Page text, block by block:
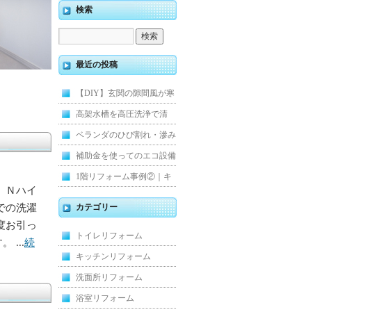
Ｎハイ
の洗濯
お引っ
...続
検索
最近の投稿
【DIY】玄関の隙間風が寒
くて断熱ドアに交換しまし
た
高架水槽を高圧洗浄で清
掃！衛生的な給水環境を維
持｜施工事例
ベランダのひび割れ・滲み
を解消！賃貸マンション防
水工事
補助金を使ってのエコ設備
住宅リフォーム
1階リフォーム事例②｜キ
ッチン・床・収納を一新
し、扉新設で動線を整えた
全面改修
カテゴリー
トイレリフォーム
キッチンリフォーム
洗面所リフォーム
浴室リフォーム